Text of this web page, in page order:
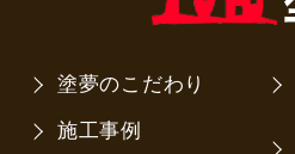
塗夢のこだわり
施工事例